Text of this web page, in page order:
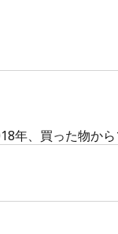
年、買った物か